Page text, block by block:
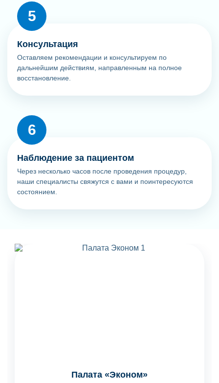
Консультация
Оставляем рекомендации и консультируем по
дальнейшим действиям, направленным на полное
восстановление.
Наблюдение за пациентом
Через несколько часов после проведения процедур,
наши специалисты свяжутся с вами и поинтересуются
состоянием.
Палата «Эконом»